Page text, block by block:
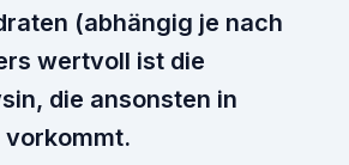
(abhängig je nach
wertvoll ist die
die ansonsten in
vorkommt.